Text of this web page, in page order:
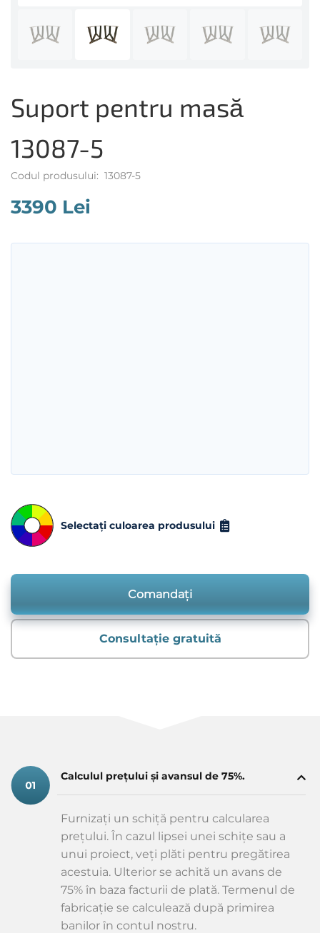
Suport pentru masă
13087-5
Codul produsului: 13087-5
3390 Lei
Selectați culoarea produsului
Comandați
Consultație gratuită
Calculul prețului și avansul de 75%.
Furnizați un schiță pentru calcularea
prețului. În cazul lipsei unei schițe sau a
unui proiect, veți plăti pentru pregătirea
acestuia. Ulterior se achită un avans de
75% în baza facturii de plată. Termenul de
fabricație se calculează după primirea
banilor în contul nostru.